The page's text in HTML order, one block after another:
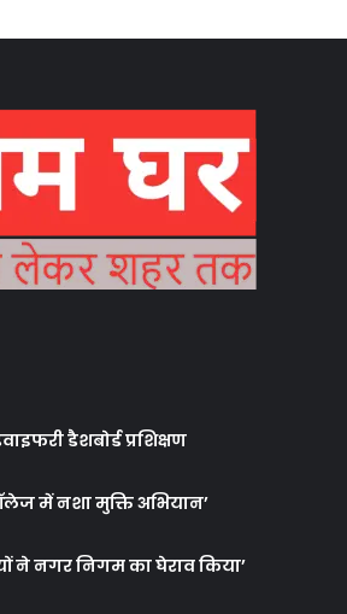
डैशबोर्ड प्रशिक्षण
में नशा मुक्ति अभियान’
ने नगर निगम का घेराव किया’